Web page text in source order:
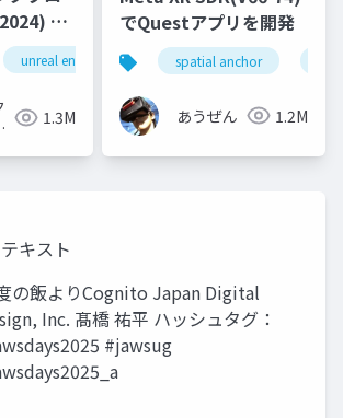
基
unreal engine ue-rendering
1.3M
でQuestアプリを開発
spatial anchor
あうぜん 1.2M
キスト
の飯よりCognito Japan Digital
Inc. 髙橋 祐平 ハッシュタグ：
#jawsug